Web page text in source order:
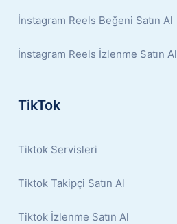
İnstagram Reels Beğeni Satın Al
İnstagram Reels İzlenme Satın Al
TikTok
Tiktok Servisleri
Tiktok Takipçi Satın Al
Tiktok İzlenme Satın Al